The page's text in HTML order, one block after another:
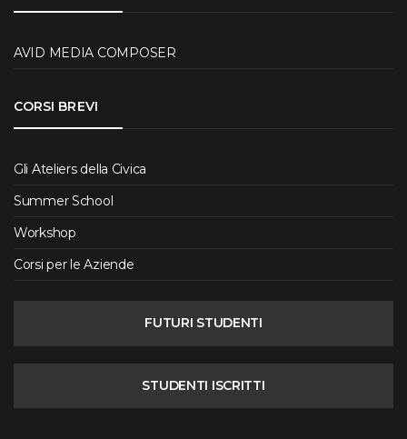
AVID MEDIA COMPOSER
CORSI BREVI
Gli Ateliers della Civica
Summer School
Workshop
Corsi per le Aziende
FUTURI STUDENTI
STUDENTI ISCRITTI